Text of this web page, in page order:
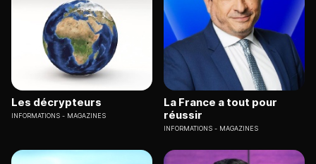
Les décrypteurs
INFORMATIONS MAGAZINES
La France a tout pour
réussir
INFORMATIONS MAGAZINES